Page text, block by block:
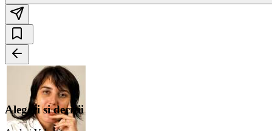
Alegeri si decizii